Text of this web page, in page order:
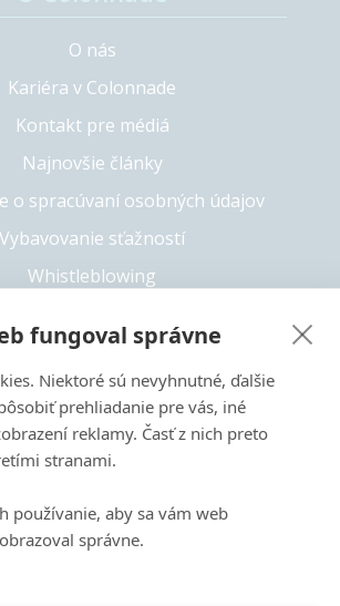
O nás
Kariéra v Colonnade
Kontakt pre médiá
Najnovšie články
o spracúvaní osobných údajov
Vybavovanie sťažností
Whistleblowing
Prístupnosť
+421 55 6826 222
pomocou reCAPTCHA a vzťahujú sa
a
fungoval správne
Niektoré sú nevyhnutné, ďalšie
prehliadanie pre vás, iné
reklamy. Časť z nich preto
stranami.
používanie, aby sa vám web
správne.